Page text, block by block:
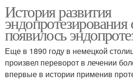
История развития
эндопротезирования
появилось
Еще в 1890 году в немецкой
произвел переворот в лечении
впервые в истории применив